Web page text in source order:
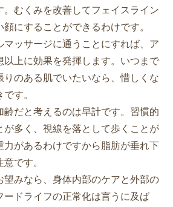
むくみを改善してフェイスライン
にすることができるわけです。
マッサージに通うことにすれば、ア
以上に効果を発揮します。いつまで
りのある肌でいたいなら、惜しくな
す。
だと考えるのは早計です。習慣的
が多く、視線を落として歩くことが
力があるわけですから脂肪が垂れ下
です。
望みなら、身体内部のケアと外部の
ドライフの正常化は言うに及ば